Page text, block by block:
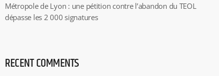
Métropole de Lyon : une pétition contre l’abandon du TEOL
dépasse les 2 000 signatures
RECENT COMMENTS